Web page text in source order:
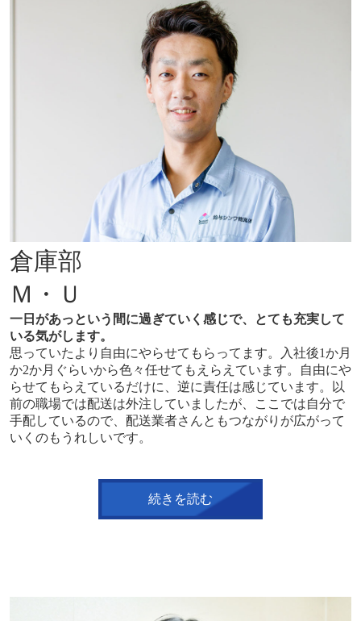
倉庫部
Ｍ・Ｕ
一日があっという間に過ぎていく感じで、とても充実して
いる気がします。
思っていたより自由にやらせてもらってます。入社後1か月
か2か月ぐらいから色々任せてもえらえています。自由にや
らせてもらえているだけに、逆に責任は感じています。以
前の職場では配送は外注していましたが、ここでは自分で
手配しているので、配送業者さんともつながりが広がって
いくのもうれしいです。
続きを読む